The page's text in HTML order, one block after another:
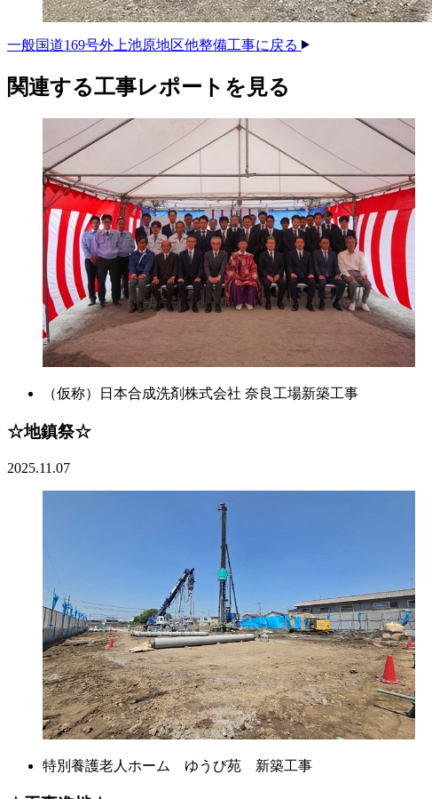
一般国道169号外上池原地区他整備工事に戻る
関連する​工事レポートを​見る​
（仮称）日本合成洗剤株式会社 奈良工場新築工事
☆地鎮祭☆
2025.11.07
特別養護老人ホーム ゆうび苑 新築工事